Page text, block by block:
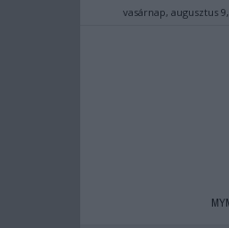
vasárnap, augusztus